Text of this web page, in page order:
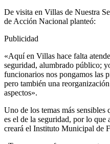
De visita en Villas de Nuestra
de Acción Nacional planteó:
Publicidad
«Aquí en Villas hace falta
seguridad, alumbrado público;
funcionarios nos pongamos las
pero también una
aspectos».
Uno de los temas más sensibles
es el de la seguridad, por lo que
creará el Instituto Municipal de